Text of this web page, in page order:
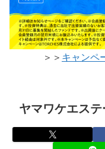
＞＞ キャンペ
ヤマワケエステ